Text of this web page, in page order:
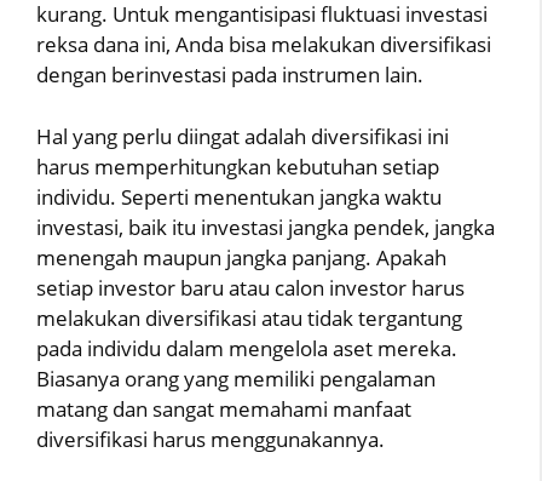
kurang. Untuk mengantisipasi fluktuasi investasi
reksa dana ini, Anda bisa melakukan diversifikasi
dengan berinvestasi pada instrumen lain.
Hal yang perlu diingat adalah diversifikasi ini
harus memperhitungkan kebutuhan setiap
individu. Seperti menentukan jangka waktu
investasi, baik itu investasi jangka pendek, jangka
menengah maupun jangka panjang. Apakah
setiap investor baru atau calon investor harus
melakukan diversifikasi atau tidak tergantung
pada individu dalam mengelola aset mereka.
Biasanya orang yang memiliki pengalaman
matang dan sangat memahami manfaat
diversifikasi harus menggunakannya.